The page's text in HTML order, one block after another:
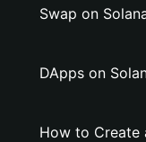
Swap on
DApps on
How to Create